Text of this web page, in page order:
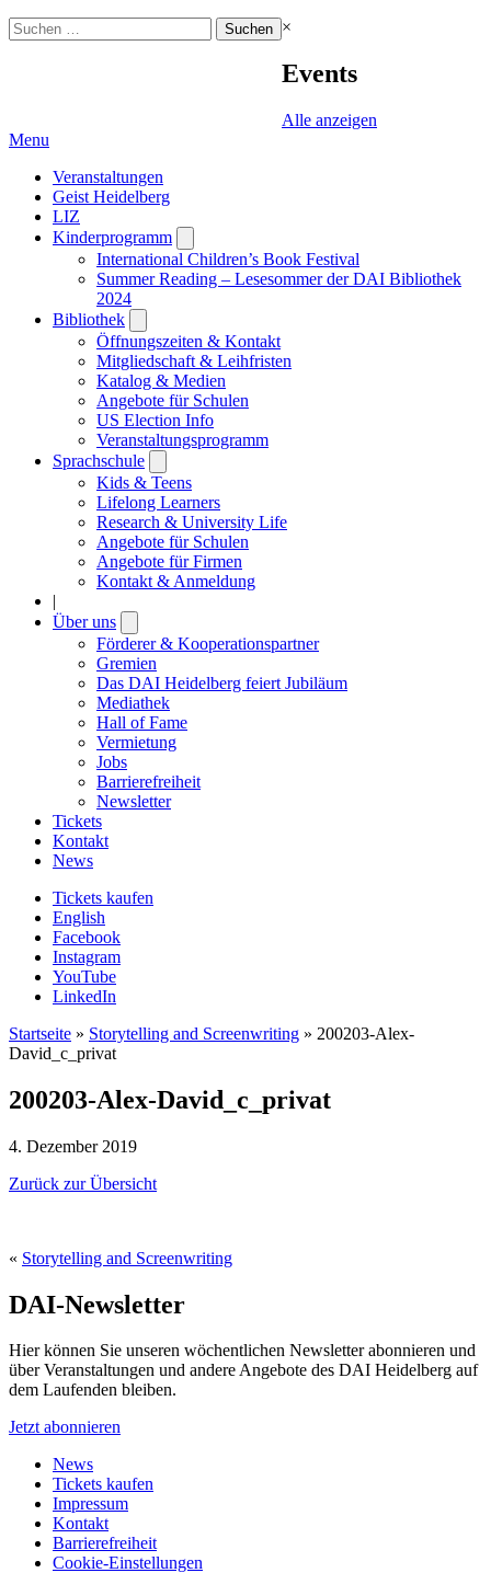
Suchen
nach:
×
Events
Alle anzeigen
Menu
Veranstaltungen
Geist Heidelberg
LIZ
Kinderprogramm
submenu
International Children’s Book Festival
Summer Reading – Lesesommer der DAI Bibliothek
2024
Bibliothek
submenu
Öffnungszeiten & Kontakt
Mitgliedschaft & Leihfristen
Katalog & Medien
Angebote für Schulen
US Election Info
Veranstaltungsprogramm
Sprachschule
submenu
Kids & Teens
Lifelong Learners
Research & University Life
Angebote für Schulen
Angebote für Firmen
Kontakt & Anmeldung
|
Über uns
submenu
Förderer & Kooperationspartner
Gremien
Das DAI Heidelberg feiert Jubiläum
Mediathek
Hall of Fame
Vermietung
Jobs
Barrierefreiheit
Newsletter
Tickets
Kontakt
News
Tickets kaufen
English
Facebook
Instagram
YouTube
LinkedIn
Startseite » Storytelling and Screenwriting » 200203-Alex-
David_c_privat
200203-Alex-David_c_privat
4. Dezember 2019
Zurück zur Übersicht
« Storytelling and Screenwriting
DAI-Newsletter
Hier können Sie unseren wöchentlichen Newsletter abonnieren und
über Veranstaltungen und andere Angebote des DAI Heidelberg auf
dem Laufenden bleiben.
Jetzt abonnieren
News
Tickets kaufen
Impressum
Kontakt
Barrierefreiheit
Cookie-Einstellungen